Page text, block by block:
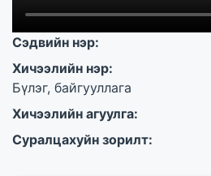
Сэдвийн нэр:
Хичээлийн нэр:
Бүлэг, байгууллага
Хичээлийн агуулга:
Суралцахуйн зорилт: